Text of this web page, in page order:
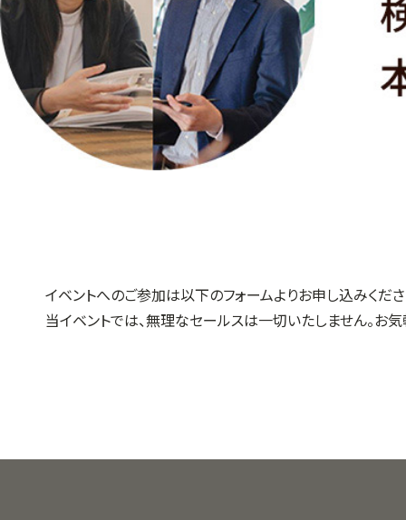
イベントへのご参加は以下のフォームよりお申し込みくださ
当イベントでは、無理なセールスは一切いたしません。お